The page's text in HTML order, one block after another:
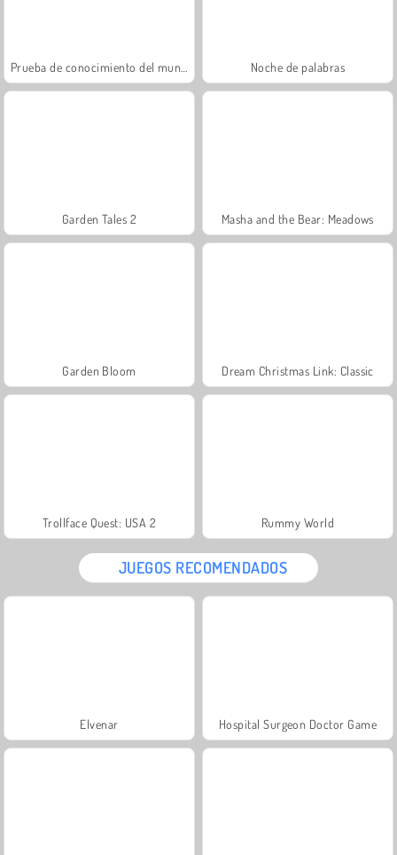
Noche de palabras
Garden Tales 2 Masha and the Bear: Meadows
Garden Bloom Dream Christmas Link: Classic
Trollface Quest: USA 2 Rummy World
JUEGOS RECOMENDADOS
Elvenar Hospital Surgeon Doctor Game